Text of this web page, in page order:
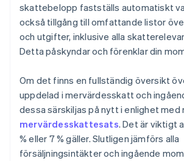
skattebelopp fastställs automatiskt
också tillgång till omfattande listor
och utgifter, inklusive alla
Detta påskyndar och förenklar din
Om det finns en fullständig översikt
uppdelad i mervärdesskatt och
dessa särskiljas på nytt i enlighet
mervärdesskattesats. Det är viktigt
% eller 7 % gäller. Slutligen jämförs alla
försäljningsintäkter och ingående